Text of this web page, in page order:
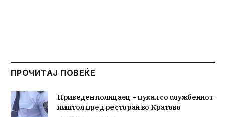
ПРОЧИТАЈ ПОВЕЌЕ
Приведен полицаец – пукал со службениот
пиштол пред ресторан во Кратово